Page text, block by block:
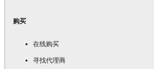
购买
在线购买
寻找代理商